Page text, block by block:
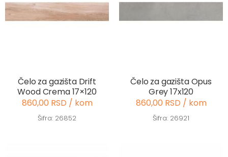
Čelo za gazišta Drift
Wood Crema 17×120
860,00 RSD / kom
Šifra: 26852
Čelo za gazišta Opus
Grey 17x120
860,00 RSD / kom
Šifra: 26921